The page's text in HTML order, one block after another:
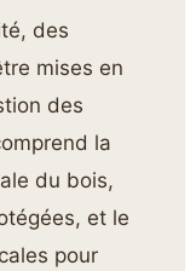
des
mises en
des
la
du bois,
et le
pour